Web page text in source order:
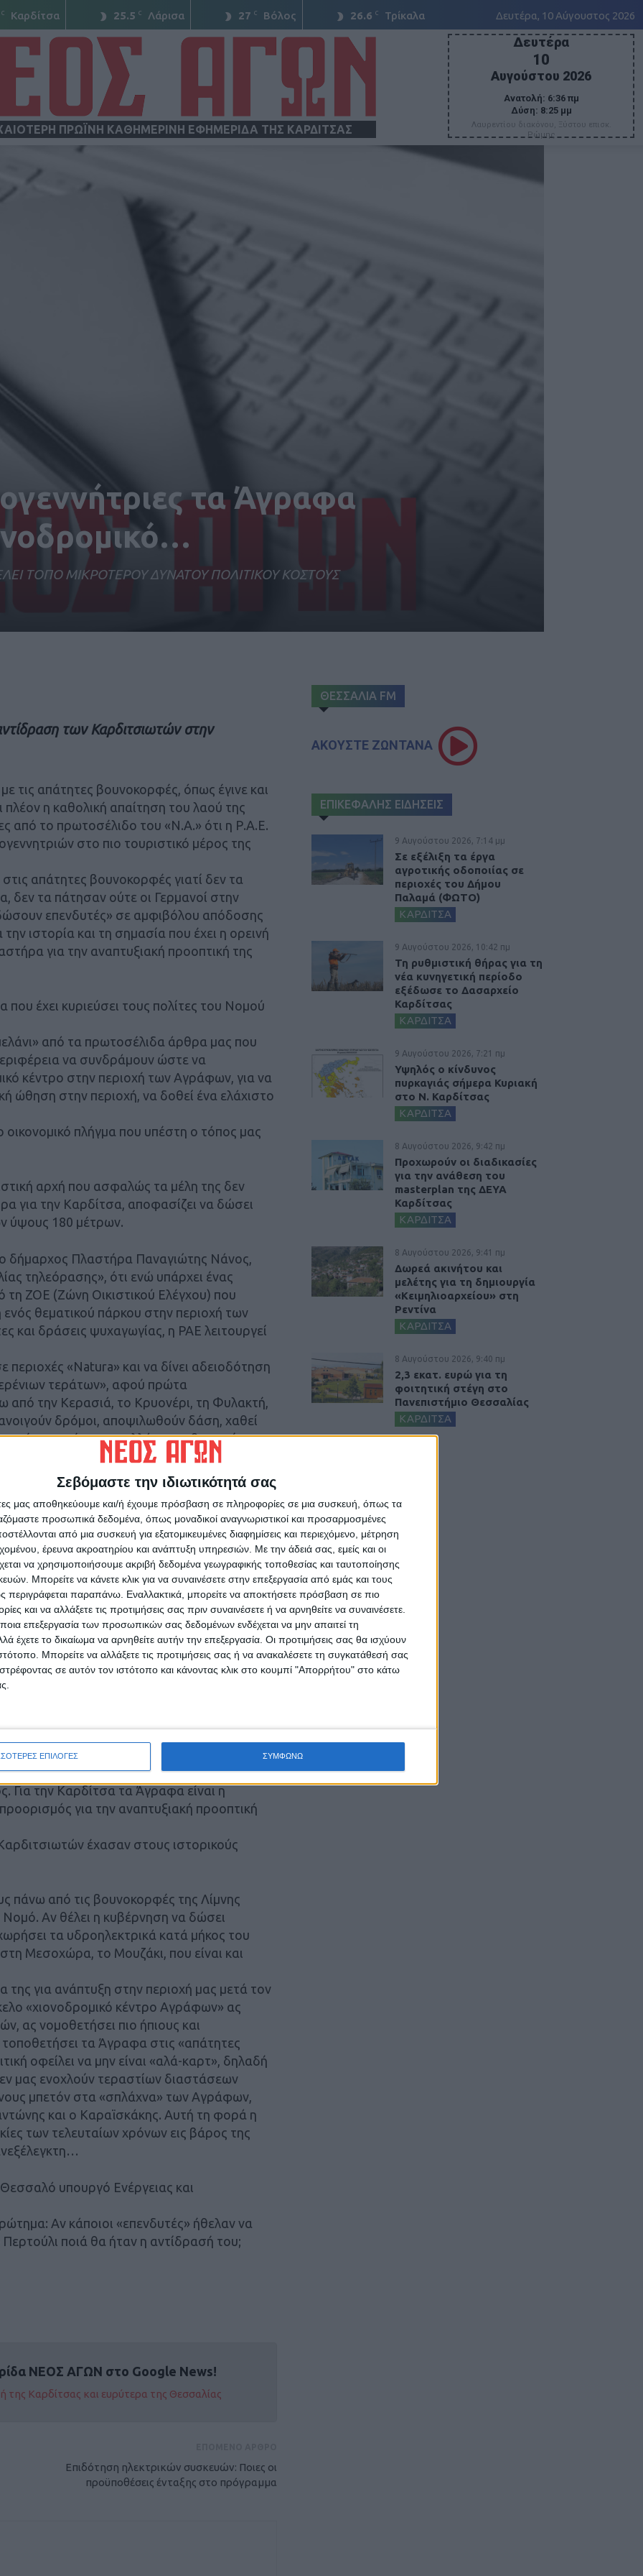
Σεβόμαστε την ιδιωτικότητά σας
μας αποθηκεύουμε και/ή έχουμε πρόσβαση σε πληροφορίες σε μια συσκευή, όπως τα
προσωπικά δεδομένα, όπως μοναδικοί αναγνωριστικοί και προσαρμοσμένες
από μια συσκευή για εξατομικευμένες διαφημίσεις και περιεχόμενο, μέτρηση
έρευνα ακροατηρίου και ανάπτυξη υπηρεσιών. Με την άδειά σας, εμείς και οι
να χρησιμοποιήσουμε ακριβή δεδομένα γεωγραφικής τοποθεσίας και ταυτοποίησης
Μπορείτε να κάνετε κλικ για να συναινέσετε στην επεξεργασία από εμάς και τους
περιγράφεται παραπάνω. Εναλλακτικά, μπορείτε να αποκτήσετε πρόσβαση σε πιο
και να αλλάξετε τις προτιμήσεις σας πριν συναινέσετε ή να αρνηθείτε να συναινέσετε.
επεξεργασία των προσωπικών σας δεδομένων ενδέχεται να μην απαιτεί τη
έχετε το δικαίωμα να αρνηθείτε αυτήν την επεξεργασία. Οι προτιμήσεις σας θα ισχύουν
Μπορείτε να αλλάξετε τις προτιμήσεις σας ή να ανακαλέσετε τη συγκατάθεσή σας
σε αυτόν τον ιστότοπο και κάνοντας κλικ στο κουμπί "Απορρήτου" στο κάτω
ΕΠΙΛΟΓΕΣ ΣΥΜΦΩΝΩ
C Καρδίτσα 25.5 C Λάρισα 27 C Βόλος 26.6 C Τρίκαλα Δευτέρα, 10 Αύγουστος 2026
ΠΡΩΪΝΗ ΚΑΘΗΜΕΡΙΝΗ ΕΦΗΜΕΡΙΔΑ ΤΗΣ ΚΑΡΔΙΤΣΑΣ
Δευτέρα
10
Αυγούστου 2026
Ανατολή: 6:36 πμ
Δύση: 8:25 μμ
Λαυρεντίου διακόνου, Ξύστου επισκ.
Ρώμης
τα Άγραφα
ΤΟΠΟ ΜΙΚΡΟΤΕΡΟΥ ΔΥΝΑΤΟΥ ΠΟΛΙΤΙΚΟΥ ΚΟΣΤΟΥΣ
των Καρδιτσιωτών στην
τις απάτητες βουνοκορφές, όπως έγινε και
πλέον η καθολική απαίτηση του λαού της
από το πρωτοσέλιδο του «Ν.Α.» ότι η Ρ.Α.Ε.
στο πιο τουριστικό μέρος της
απάτητες βουνοκορφές γιατί δεν τα
δεν τα πάτησαν ούτε οι Γερμανοί στην
επενδυτές» σε αμφιβόλου απόδοσης
ιστορία και τη σημασία που έχει η ορεινή
για την αναπτυξιακή προοπτική της
έχει κυριεύσει τους πολίτες του Νομού
από τα πρωτοσέλιδα άρθρα μας που
να συνδράμουν ώστε να
κέντρο στην περιοχή των Αγράφων, για να
ώθηση στην περιοχή, να δοθεί ένα ελάχιστο
οικονομικό πλήγμα που υπέστη ο τόπος μας
αρχή που ασφαλώς τα μέλη της δεν
για την Καρδίτσα, αποφασίζει να δώσει
ύψους 180 μέτρων.
δήμαρχος Πλαστήρα Παναγιώτης Νάνος,
τηλεόρασης», ότι ενώ υπάρχει ένας
τη ΖΟΕ (Ζώνη Οικιστικού Ελέγχου) που
θεματικού πάρκου στην περιοχή των
και δράσεις ψυχαγωγίας, η ΡΑΕ λειτουργεί
περιοχές «Natura» και να δίνει αδειοδότηση
τεράτων», αφού πρώτα
από την Κερασιά, το Κρυονέρι, τη Φυλακτή,
δρόμοι, αποψιλωθούν δάση, χαθεί
προσέγγισης, αλλά και σεβασμού στην
η
με το κλείσιμο της σχολής
κάμπο χωρίς αντιπλημμυρικά επί χρόνια.
την Καρδίτσα τα Άγραφα είναι η
για την αναπτυξιακή προοπτική
έχασαν στους ιστορικούς
πάνω από τις βουνοκορφές της Λίμνης
Αν θέλει η κυβέρνηση να δώσει
τα υδροηλεκτρικά κατά μήκος του
Μεσοχώρα, το Μουζάκι, που είναι και
της για ανάπτυξη στην περιοχή μας μετά τον
«χιονοδρομικό κέντρο Αγράφων» ας
ας νομοθετήσει πιο ήπιους και
τα Άγραφα στις «απάτητες
οφείλει να μην είναι «αλά-καρτ», δηλαδή
μας ενοχλούν τεραστίων διαστάσεων
μπετόν στα «σπλάχνα» των Αγράφων,
και ο Καραϊσκάκης. Αυτή τη φορά η
των τελευταίων χρόνων εις βάρος της
υπουργό Ενέργειας και
Αν κάποιοι «επενδυτές» ήθελαν να
ποιά θα ήταν η αντίδρασή του;
ΝΕΟΣ ΑΓΩΝ στο Google News!
της Καρδίτσας και ευρύτερα της Θεσσαλίας
Επιδότηση ηλεκτρικών συσκευών: Ποιες οι
προϋποθέσεις ένταξης στο πρόγραμμα
ΘΕΣΣΑΛΙΑ FM
ΑΚΟΥΣΤΕ ΖΩΝΤΑΝΑ
ΕΠΙΚΕΦΑΛΗΣ ΕΙΔΗΣΕΙΣ
9 Αυγούστου 2026, 7:14 μμ
Σε εξέλιξη τα έργα
αγροτικής οδοποιίας σε
περιοχές του Δήμου
Παλαμά (ΦΩΤΟ)
ΚΑΡΔΙΤΣΑ
9 Αυγούστου 2026, 10:42 πμ
Τη ρυθμιστική θήρας για τη
νέα κυνηγετική περίοδο
εξέδωσε το Δασαρχείο
Καρδίτσας
ΚΑΡΔΙΤΣΑ
9 Αυγούστου 2026, 7:21 πμ
Υψηλός ο κίνδυνος
πυρκαγιάς σήμερα Κυριακή
στο Ν. Καρδίτσας
ΚΑΡΔΙΤΣΑ
8 Αυγούστου 2026, 9:42 πμ
Προχωρούν οι διαδικασίες
για την ανάθεση του
masterplan της ΔΕΥΑ
Καρδίτσας
ΚΑΡΔΙΤΣΑ
8 Αυγούστου 2026, 9:41 πμ
Δωρεά ακινήτου και
μελέτης για τη δημιουργία
«Κειμηλιοαρχείου» στη
Ρεντίνα
ΚΑΡΔΙΤΣΑ
8 Αυγούστου 2026, 9:40 πμ
2,3 εκατ. ευρώ για τη
φοιτητική στέγη στο
Πανεπιστήμιο Θεσσαλίας
ΚΑΡΔΙΤΣΑ